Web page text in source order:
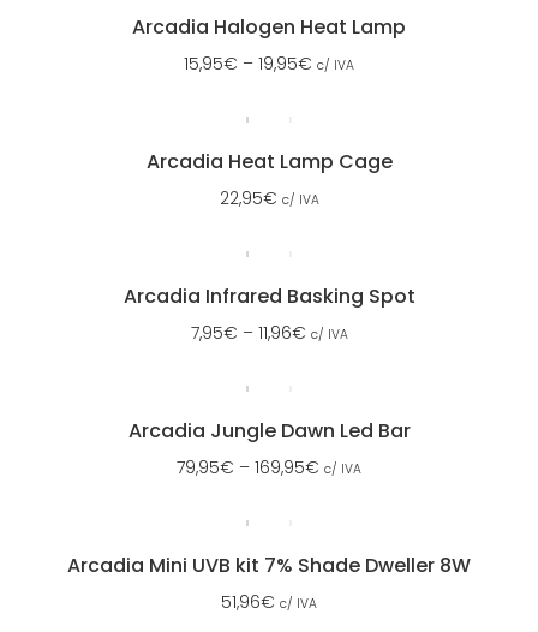
Arcadia Halogen Heat Lamp
15,95€ – 19,95€ c/ IVA
Arcadia Heat Lamp Cage
22,95€ c/ IVA
Arcadia Infrared Basking Spot
7,95€ – 11,96€ c/ IVA
Arcadia Jungle Dawn Led Bar
79,95€ – 169,95€ c/ IVA
Arcadia Mini UVB kit 7% Shade Dweller 8W
51,96€ c/ IVA